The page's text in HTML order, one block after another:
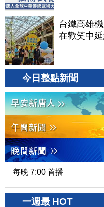
台鐵高雄
在歡笑中
今日整點新聞
每晚 7:00 首播
一週最 HOT